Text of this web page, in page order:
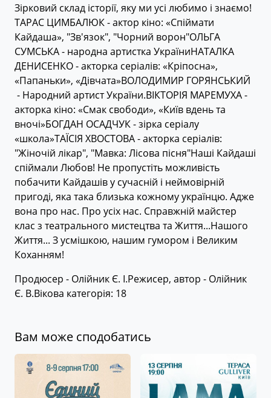
Зірковий склад історії, яку ми усі любимо і знаємо!
ТАРАС ЦИМБАЛЮК - актор кіно: «Спіймати
Кайдаша», "Зв'язок", "Чорний ворон"ОЛЬГА
СУМСЬКА - народна артистка УкраїниНАТАЛКА
ДЕНИСЕНКО - акторка серіалів: «Кріпосна»,
«Папаньки», «Дівчата»ВОЛОДИМИР ГОРЯНСЬКИЙ
- Народний артист України.ВІКТОРІЯ МАРЕМУХА -
акторка кіно: «Смак свободи», «Київ вдень та
вночі»БОГДАН ОСАДЧУК - зірка серіалу
«школа»ТАЇСІЯ ХВОСТОВА - акторка серіалів:
"Жіночій лікар", "Мавка: Лісова пісня"Наші Кайдаші
спіймали Любов! Не пропустіть можливість
побачити Кайдашів у сучасній і неймовірній
пригоді, яка така близька кожному українцю. Адже
вона про нас. Про усіх нас. Справжній майстер
клас з театрального мистецтва та Життя...Нашого
Життя... З усмішкою, нашим гумором і Великим
Коханням!
Продюсер - Олійник Є. І.Режисер, автор - Олійник
Є. В.Вікова категорія: 18
Вам може сподобатись